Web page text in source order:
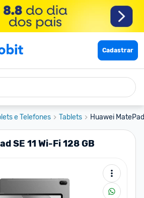
Cadastrar
e Telefones Tablets Huawei
SE 11 Wi-Fi 128 GB